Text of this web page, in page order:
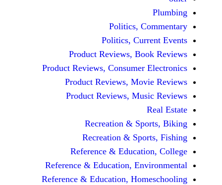
Politics,
Politics,
Product Reviews,
Product Reviews, Consumer
Product Reviews,
Product Reviews,
Recreation &
Recreation &
Reference &
Reference & Education,
Reference & Education,